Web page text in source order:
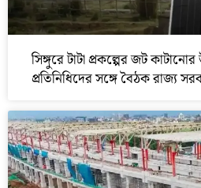
সিঙ্গুরে টাটা প্রকল্পের জট
প্রতিনিধিদের সঙ্গে বৈঠক রাজ্য